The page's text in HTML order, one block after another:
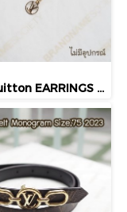
Louis Vuitton EARRINGS GOLD